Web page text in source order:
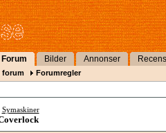
Forum Bilder Annonser
forum Forumregler
Symaskiner